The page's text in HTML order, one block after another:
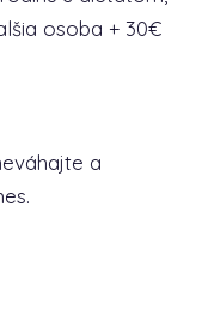
osoba + 30€
a